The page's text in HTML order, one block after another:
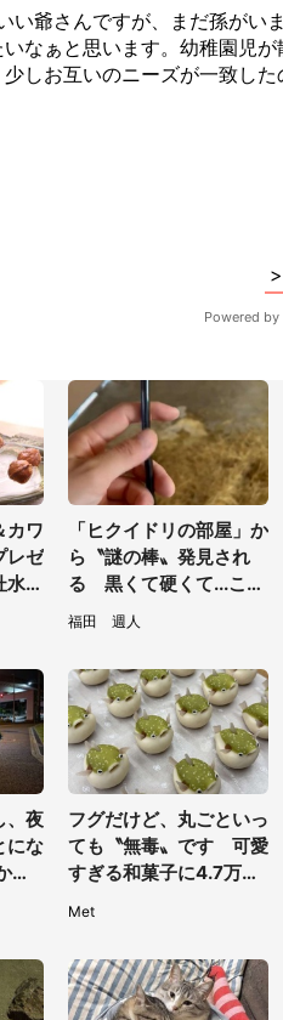
カワ
レゼ
族
7
「ヒクイドリの部屋」か
ら〝謎の棒〟発見され
る 黒くて硬くて...これ
は何？動物園に聞く
福田 週人
、夜
にな
っ
に
玉
フグだけど、丸ごといっ
ても〝無毒〟です 可愛
すぎる和菓子に4.7万人
Met